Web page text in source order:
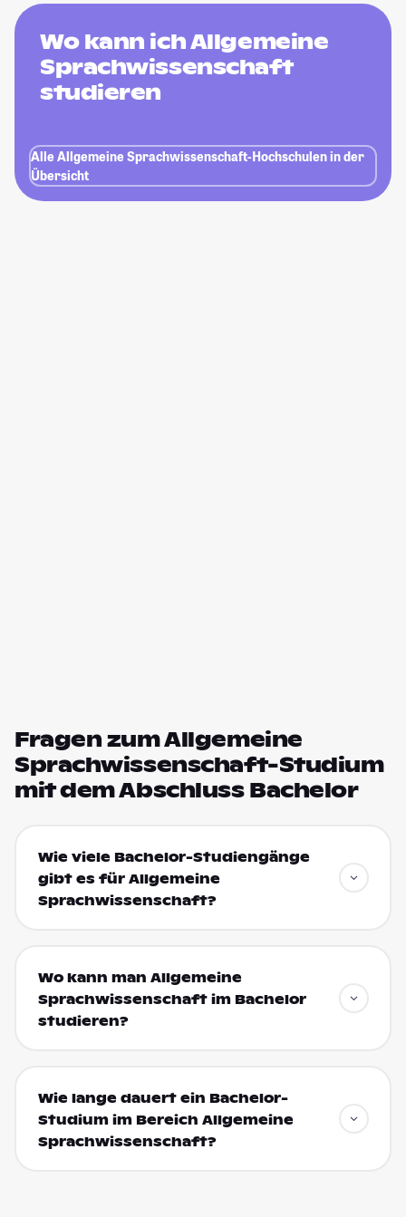
Wo kann ich Allgemeine
Sprachwissenschaft
studieren
Alle Allgemeine Sprachwissenschaft-Hochschulen in der
Übersicht
Fragen zum Allgemeine
Sprachwissenschaft-Studium
mit dem Abschluss Bachelor
Wie viele Bachelor-Studiengänge
gibt es für Allgemeine
Sprachwissenschaft?
Wo kann man Allgemeine
Sprachwissenschaft im Bachelor
studieren?
Wie lange dauert ein Bachelor-
Studium im Bereich Allgemeine
Sprachwissenschaft?